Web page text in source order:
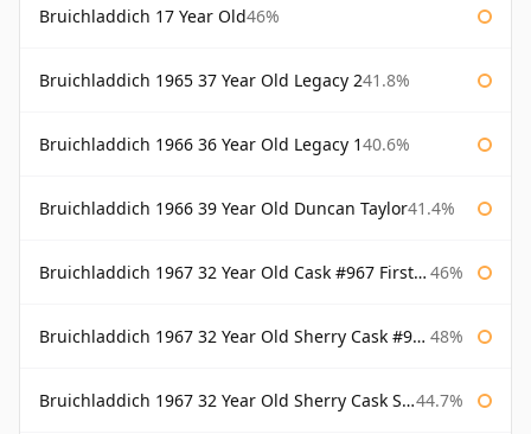
Bruichladdich 17 Year Old46%
Bruichladdich 1965 37 Year Old Legacy 241.8%
Bruichladdich 1966 36 Year Old Legacy 140.6%
Bruichladdich 1966 39 Year Old Duncan Taylor41.4%
Bruichladdich 1967 32 Year Old Cask #967 First Cask 46%
Bruichladdich 1967 32 Year Old Sherry Cask #968 Signatory Wooden Box 48%
Bruichladdich 1967 32 Year Old Sherry Cask Signatory 44.7%